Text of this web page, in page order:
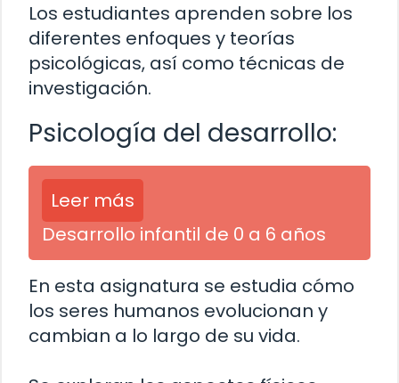
Los estudiantes aprenden sobre los
diferentes enfoques y teorías
psicológicas, así como técnicas de
investigación.
Psicología del desarrollo:
Leer más
Desarrollo infantil de 0 a 6 años
En esta asignatura se estudia cómo
los seres humanos evolucionan y
cambian a lo largo de su vida.